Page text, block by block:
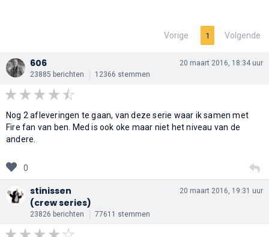
Vorige 1 Volgende
606
23885 berichten 12366 stemmen
20 maart 2016, 18:34 uur
Nog 2 afleveringen te gaan, van deze serie waar ik samen met
Fire fan van ben. Med is ook oke maar niet het niveau van de
andere.
0
stinissen
(crew series)
23826 berichten 77611 stemmen
20 maart 2016, 19:31 uur